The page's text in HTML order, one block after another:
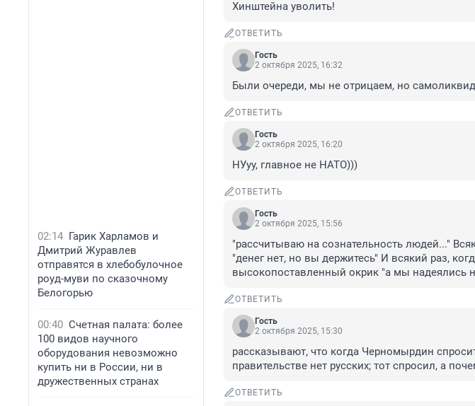
02:14 Гарик Харламов и
Дмитрий Журавлев
отправятся в хлебобулочное
роуд-муви по сказочному
Белогорью
00:40 Счетная палата: более
100 видов научного
оборудования невозможно
купить ни в России, ни в
дружественных странах
Хинштейна уволить!
ОТВЕТИТЬ
Гость
2 октября 2025, 16:32
Были очереди, мы не отрицаем, но
ОТВЕТИТЬ
Гость
2 октября 2025, 16:20
НУуу, главное не НАТО)))
ОТВЕТИТЬ
Гость
2 октября 2025, 15:56
"рассчитываю на сознательность людей..."
"денег нет, но вы держитесь" И всякий раз,
высокопоставленный окрик "а мы надеялись
ОТВЕТИТЬ
Гость
2 октября 2025, 15:30
рассказывают, что когда Черномырдин
правительстве нет русских; тот спросил, а
ОТВЕТИТЬ